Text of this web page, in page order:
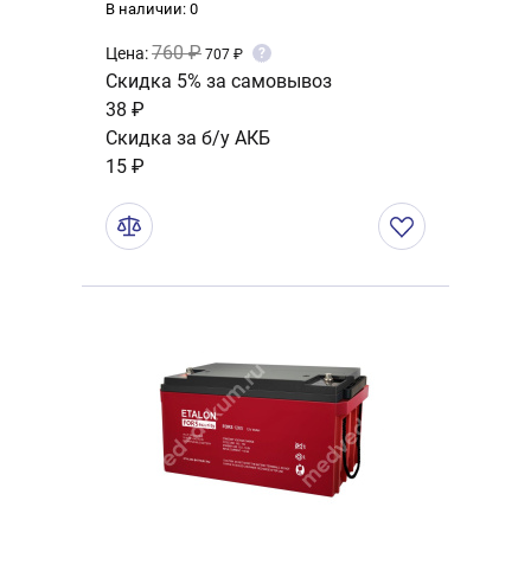
В наличии: 0
Цена:760 ₽ 707 ₽ ?
Скидка 5% за самовывоз
38 ₽
Скидка за б/у АКБ
15 ₽